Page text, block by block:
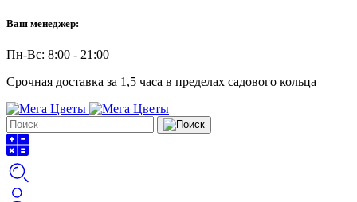
Ваш менеджер:
Пн-Вс: 8:00 - 21:00
Срочная доставка за 1,5 часа в пределах садового кольца